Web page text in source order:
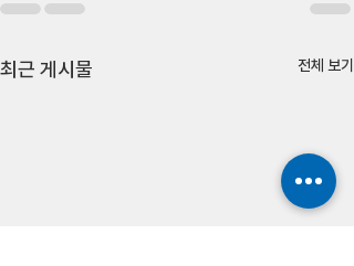
최근 게시물 전체 보기